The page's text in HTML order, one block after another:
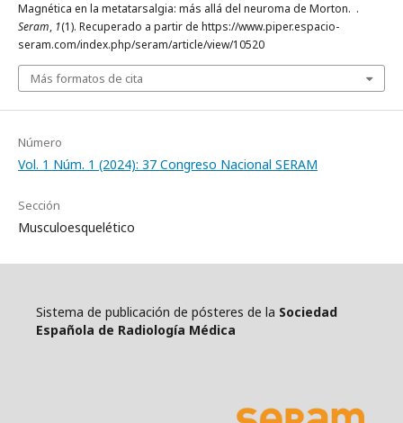
Magnética en la metatarsalgia: más allá del neuroma de Morton. .
Seram, 1(1). Recuperado a partir de https://www.piper.espacio-
seram.com/index.php/seram/article/view/10520
Más formatos de cita
Número
Vol. 1 Núm. 1 (2024): 37 Congreso Nacional SERAM
Sección
Musculoesquelético
Sistema de publicación de pósteres de la Sociedad
Española de Radiología Médica